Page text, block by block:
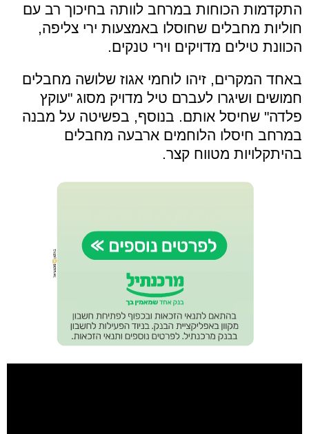
התקדמות הכוחות במרחב לוותה בחיכוך רב עם
חוליות מחבלים שחוסלו באמצעות ירי צליפה,
הכוונת טילים מדויקים וירי טנקים.
באחד המקרים, זיהו לוחמי אגוז שלושה מחבלים
חמושים ושיגרו לעברם טיל מדויק מסוג "עוקץ
פלדה" שחיסל אותם. בנוסף, בפשיטה על מבנה
במרחב חיסלו הלוחמים ארבעה מחבלים
בהיתקלויות מטווח קצר.